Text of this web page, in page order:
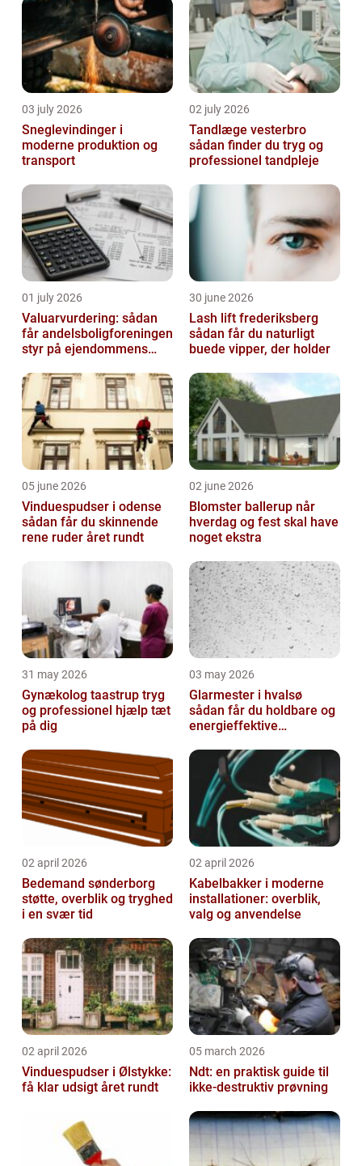
03 july 2026
Sneglevindinger i
moderne produktion og
transport
02 july 2026
Tandlæge vesterbro
sådan finder du tryg og
professionel tandpleje
01 july 2026
Valuarvurdering: sådan
får andelsboligforeningen
styr på ejendommens
30 june 2026
Lash lift frederiksberg
sådan får du naturligt
buede vipper, der holder
05 june 2026
Vinduespudser i odense
sådan får du skinnende
rene ruder året rundt
02 june 2026
Blomster ballerup når
hverdag og fest skal have
noget ekstra
31 may 2026
Gynækolog taastrup tryg
og professionel hjælp tæt
på dig
03 may 2026
Glarmester i hvalsø
sådan får du holdbare og
energieffektive
02 april 2026
Bedemand sønderborg
støtte, overblik og tryghed
i en svær tid
02 april 2026
Kabelbakker i moderne
installationer: overblik,
valg og anvendelse
02 april 2026
Vinduespudser i Ølstykke:
få klar udsigt året rundt
05 march 2026
Ndt: en praktisk guide til
ikke-destruktiv prøvning